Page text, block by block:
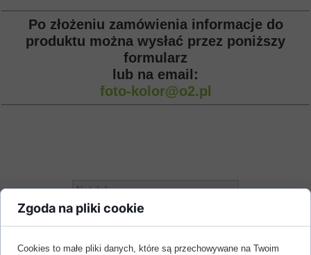
Po złożeniu zamówienia informacje do
produktu można wysłać przez poniższy
formularz
lub na email:
foto-kolor@o2.pl
Adres email
Zgoda na pliki cookie
Cookies to małe pliki danych, które są przechowywane na Twoim